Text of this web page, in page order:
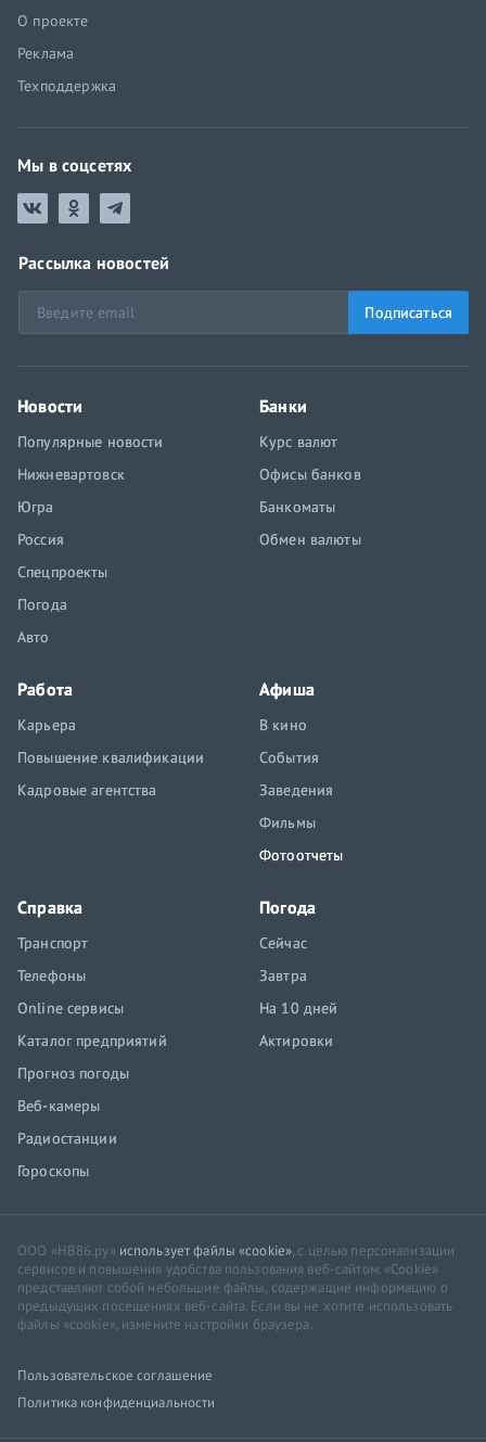
О проекте
Реклама
Техподдержка
Мы в соцсетях
Рассылка новостей
Подписаться
Новости
Популярные новости
Нижневартовск
Югра
Россия
Спецпроекты
Погода
Авто
Банки
Курс валют
Офисы банков
Банкоматы
Обмен валюты
Работа
Карьера
Повышение квалификации
Кадровые агентства
Афиша
В кино
События
Заведения
Фильмы
Фотоотчеты
Справка
Транспорт
Телефоны
Online сервисы
Каталог предприятий
Прогноз погоды
Веб-камеры
Радиостанции
Гороскопы
Погода
Сейчас
Завтра
На 10 дней
Актировки
ООО «НВ86.ру» использует файлы «cookie», с целью персонализации
сервисов и повышения удобства пользования веб-сайтом. «Cookie»
представляют собой небольшие файлы, содержащие информацию о
предыдущих посещениях веб-сайта. Если вы не хотите использовать
файлы «cookie», измените настройки браузера.
Пользовательское соглашение
Политика конфиденциальности